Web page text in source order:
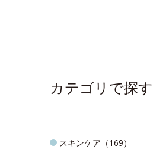
カテゴリで探す
スキンケア（169）